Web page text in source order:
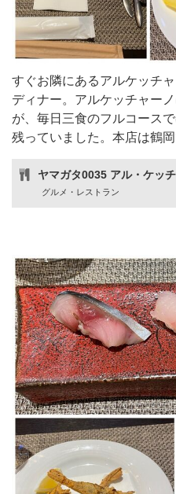
すぐお隣にあるアルケッチ
ディナー。アルケッチャー
が、毎日三食のフルコース
残っていました。本店は鶴岡
ヤマガタ0035 アル・ケッ
グルメ・レストラン